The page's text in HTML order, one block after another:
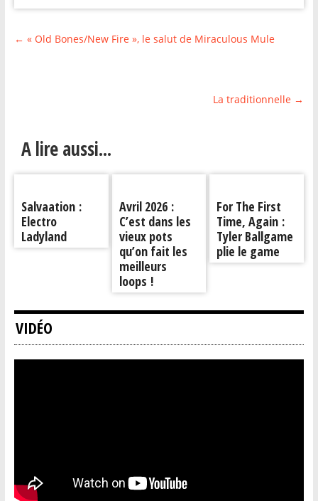
← « Old Bones/New Fire », le salut de Miraculous Mule
La traditionnelle →
A lire aussi...
Salvaation :
Electro
Ladyland
Avril 2026 :
C’est dans les
vieux pots
qu’on fait les
meilleurs
loops !
For The First
Time, Again :
Tyler Ballgame
plie le game
VIDÉO